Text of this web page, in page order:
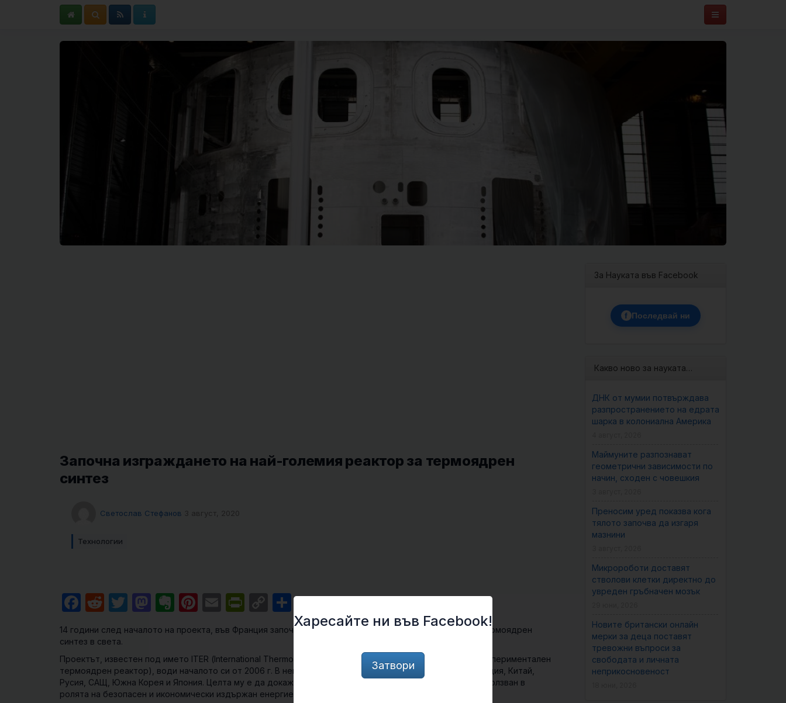
Започна изграждането на най-големия реактор за термоядрен
синтез
Светослав Стефанов 3 август, 2020
Технологии
Facebook
RedditTwitter
Mastodon
Evernote
Pinterest
EmailPrintFriendly
Copy
Link
Share
14 години след началото на проекта, във Франция започна изграждането на най-големия реактор за термоядрен
синтез в света.
Проектът, известен под името ITER (International Thermonuclear Experimental Reactor, международен експериментален
термоядрен реактор), води началото си от 2006 г. В него участват 35 страни, сред които 27 от ЕС, Индия, Китай,
Русия, САЩ, Южна Корея и Япония. Целта му е да докаже, че термоядреният синтез може да бъде използван в
ролята на безопасен и икономически издържан енергиен източник.
За Науката във Facebook
f Последвай ни
Какво ново за науката…
ДНК от мумии потвърждава
разпространението на едрата
шарка в колониална Америка
Маймуните разпознават
геометрични зависимости по
начин, сходен с човешкия
Преносим уред показва кога
тялото започва да изгаря
мазнини
Микророботи доставят
стволови клетки директно до
увреден гръбначен мозък
Новите британски онлайн
мерки за деца поставят
тревожни въпроси за
свободата и личната
неприкосновеност
Харесайте ни във Facebook!
Затвори